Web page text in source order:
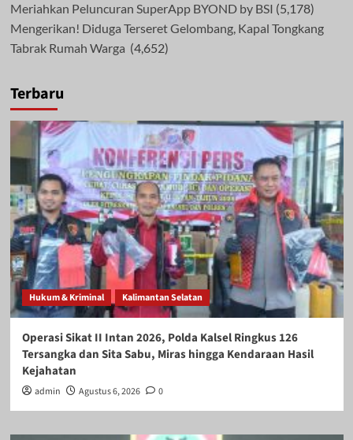
Meriahkan Peluncuran SuperApp BYOND by BSI (5,178)
Mengerikan! Diduga Terseret Gelombang, Kapal Tongkang
Tabrak Rumah Warga (4,652)
Terbaru
Hukum & Kriminal Kalimantan Selatan
Operasi Sikat II Intan 2026, Polda Kalsel Ringkus 126
Tersangka dan Sita Sabu, Miras hingga Kendaraan Hasil
Kejahatan
admin Agustus 6, 2026 0